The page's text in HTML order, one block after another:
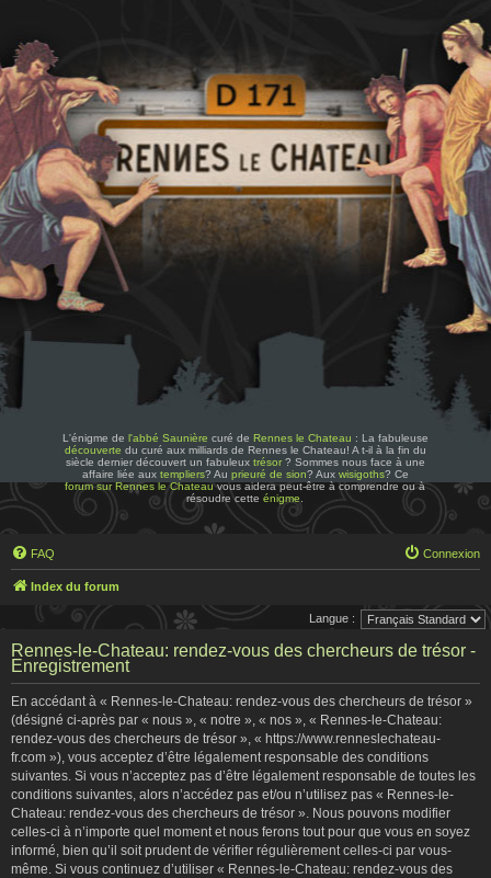
L'énigme de l'abbé Saunière curé de Rennes le Chateau : La fabuleuse
découverte du curé aux milliards de Rennes le Chateau! A t-il à la fin du
siècle dernier découvert un fabuleux trésor? Sommes nous face à une
affaire liée aux templiers? Au prieuré de sion? Aux wisigoths? Ce
forum sur Rennes le Chateauvous aidera peut-être à comprendre ou à
résoudre cetteénigme
FAQ Connexion
Index du forum
Langue :
Rennes-le-Chateau: rendez-vous des chercheurs de trésor -
Enregistrement
En accédant à « Rennes-le-Chateau: rendez-vous des chercheurs de trésor »
(désigné ci-après par « nous », « notre », « nos », « Rennes-le-Chateau:
rendez-vous des chercheurs de trésor », « https://www.renneslechateau-
fr.com »), vous acceptez d’être légalement responsable des conditions
suivantes. Si vous n’acceptez pas d’être légalement responsable de toutes les
conditions suivantes, alors n’accédez pas et/ou n’utilisez pas « Rennes-le-
Chateau: rendez-vous des chercheurs de trésor ». Nous pouvons modifier
celles-ci à n’importe quel moment et nous ferons tout pour que vous en soyez
informé, bien qu’il soit prudent de vérifier régulièrement celles-ci par vous-
même. Si vous continuez d’utiliser « Rennes-le-Chateau: rendez-vous des